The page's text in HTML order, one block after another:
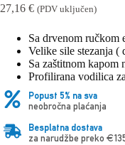
27,16 € (PDV uključen)
Sa drvenom ručkom
Velike sile stezanja (
Sa zaštitnom kapom
Profilirana vodilica
Popust 5% na sva
neobročna plaćanja
Besplatna dostava
za narudžbe preko